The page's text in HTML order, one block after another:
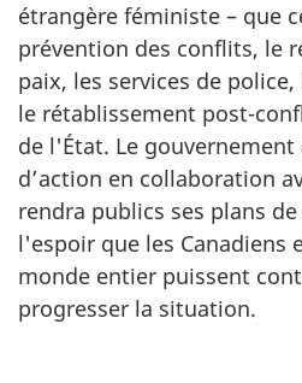
étrangère féministe – que
prévention des conflits, le
paix, les services de
le rétablissement post-
de l'État. Le gouvernement
d’action en collaboration
rendra publics ses plans
l'espoir que les Canadiens
monde entier puissent
progresser la situation.